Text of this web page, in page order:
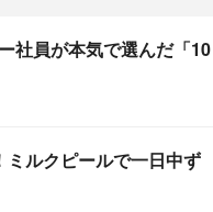
社員が本気で選んだ「10
ミルクピールで一日中ず